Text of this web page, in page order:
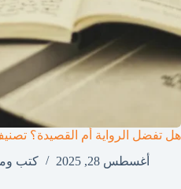
هل تفضل الرواية أم القصيدة؟
أغسطس 28, 2025
كتب